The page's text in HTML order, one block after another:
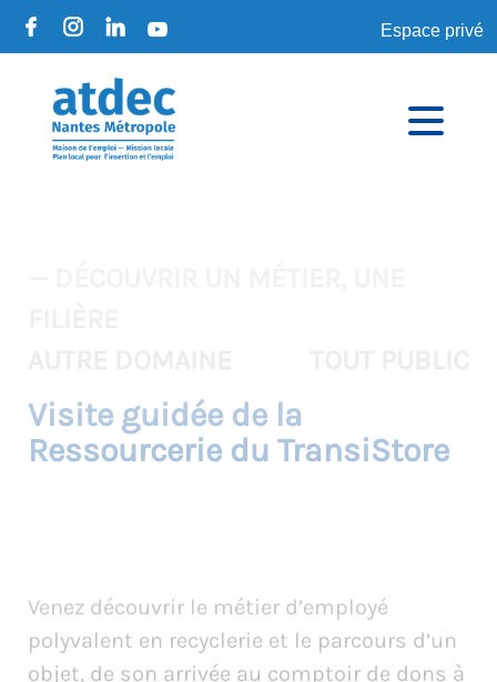
Espace privé
Visite guidée de la
Ressourcerie du TransiStore
Venez découvrir le métier d’employé
polyvalent en recyclerie et le parcours d’un
objet, de son arrivée au comptoir de dons à